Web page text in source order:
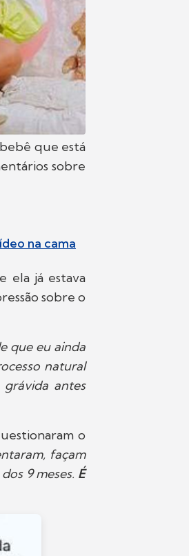
que está
sobre
na cama
ela já estava
sobre o
que eu ainda
natural
antes
o
façam
9 meses. É